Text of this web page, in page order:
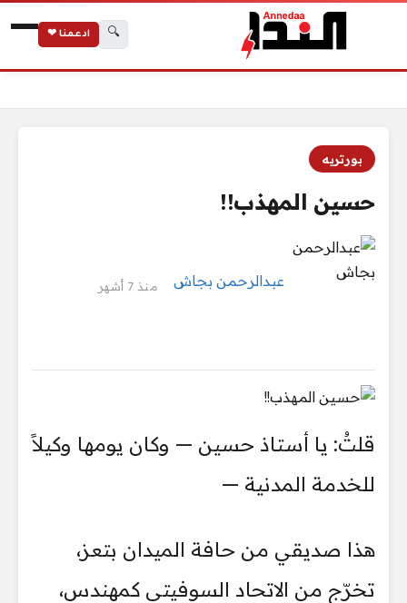
🔍 ادعمنا ❤
بورتريه
حسين المهذب!!
عبدالرحمن بجاش منذ 7 أشهر
قلتُ: يا أستاذ حسين — وكان يومها وكيلاً
للخدمة المدنية —
هذا صديقي من حافة الميدان بتعز،
تخرّج من الاتحاد السوفيتي كمهندس،